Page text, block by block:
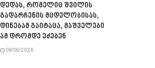
დედას, რომელიც შვილის
გადარჩენის მცდელობისას,
დინებამ გაიტაცა, მაშველები
ამ დრომდე ეძებენ
08/06/2026